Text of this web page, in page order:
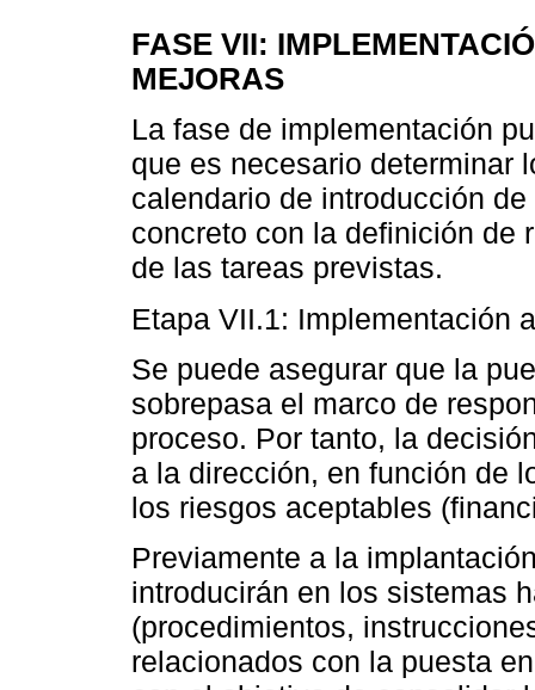
FASE VII:
MEJORAS
La fase de implementación
que es necesario determinar
calendario de introducción
concreto con la definición de
de las tareas previstas.
Etapa VII.1: Implementación
Se puede asegurar que la
sobrepasa el marco de
proceso. Por tanto, la
a la dirección, en función de
los riesgos aceptables
Previamente a la
introducirán en los sistemas
(procedimientos,
relacionados con la puesta